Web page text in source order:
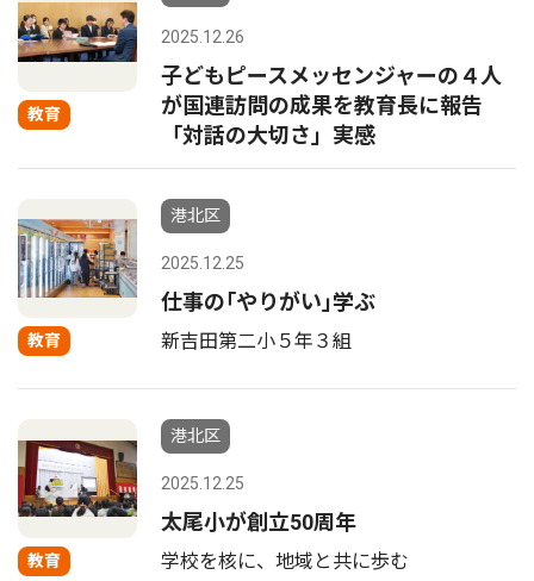
教育
2025.12.26
子どもピースメッセンジャーの４人
が国連訪問の成果を教育長に報告
「対話の大切さ」実感
教育
港北区
2025.12.25
仕事の｢やりがい｣学ぶ
新吉田第二小５年３組
教育
港北区
2025.12.25
太尾小が創立50周年
学校を核に、地域と共に歩む